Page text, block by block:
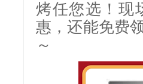
烤任您选！现
惠，还能免费
～